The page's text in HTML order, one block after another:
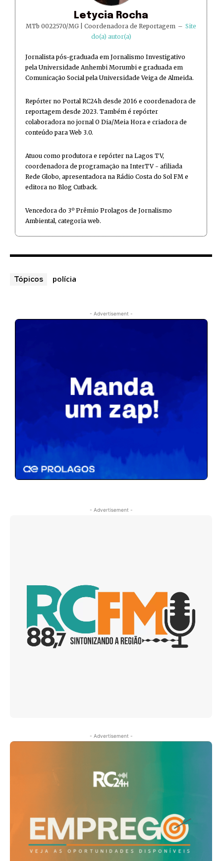
Letycia Rocha
MTb 0022570/MG | Coordenadora de Reportagem – Site
do(a) autor(a)
Jornalista pós-graduada em Jornalismo Investigativo
pela Universidade Anhembi Morumbi e graduada em
Comunicação Social pela Universidade Veiga de Almeida.
Repórter no Portal RC24h desde 2016 e coordenadora de
reportagem desde 2023. Também é repórter
colaboradora no jornal O Dia/Meia Hora e criadora de
conteúdo para Web 3.0.
Atuou como produtora e repórter na Lagos TV,
coordenadora de programação na InterTV - afiliada
Rede Globo, apresentadora na Rádio Costa do Sol FM e
editora no Blog Cutback.
Vencedora do 3º Prêmio Prolagos de Jornalismo
Ambiental, categoria web.
Tópicos polícia
- Advertisement -
- Advertisement -
- Advertisement -